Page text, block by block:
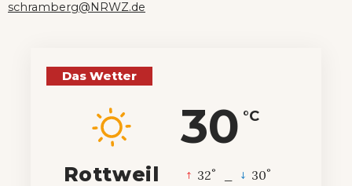
schramberg@NRWZ.de
Das Wetter
30 °C
Rottweil 32° 30°